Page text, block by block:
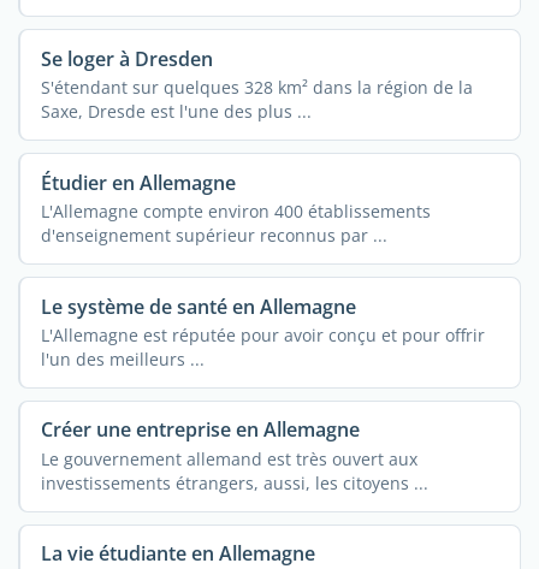
Se loger à Dresden
S'étendant sur quelques 328 km² dans la région de la
Saxe, Dresde est l'une des plus ...
Étudier en Allemagne
L'Allemagne compte environ 400 établissements
d'enseignement supérieur reconnus par ...
Le système de santé en Allemagne
L'Allemagne est réputée pour avoir conçu et pour offrir
l'un des meilleurs ...
Créer une entreprise en Allemagne
Le gouvernement allemand est très ouvert aux
investissements étrangers, aussi, les citoyens ...
La vie étudiante en Allemagne